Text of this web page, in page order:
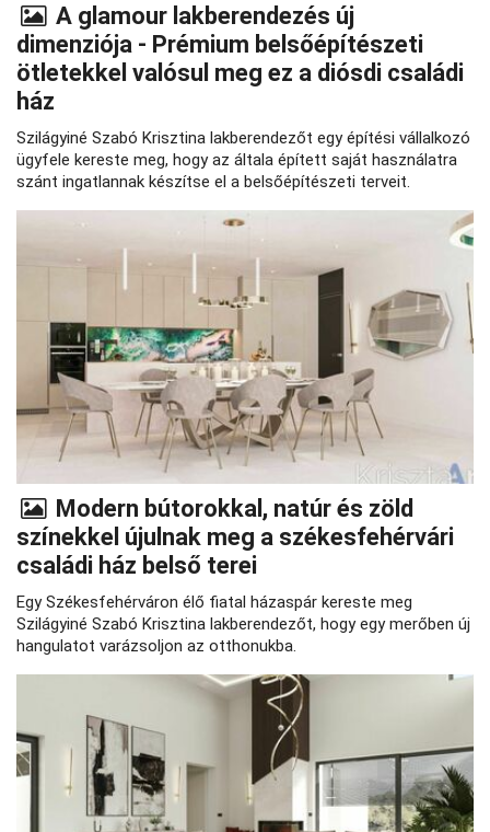
A glamour lakberendezés új
dimenziója - Prémium belsőépítészeti
ötletekkel valósul meg ez a diósdi családi
ház
Szilágyiné Szabó Krisztina lakberendezőt egy építési vállalkozó
ügyfele kereste meg, hogy az általa épített saját használatra
szánt ingatlannak készítse el a belsőépítészeti terveit.
Modern bútorokkal, natúr és zöld
színekkel újulnak meg a székesfehérvári
családi ház belső terei
Egy Székesfehérváron élő fiatal házaspár kereste meg
Szilágyiné Szabó Krisztina lakberendezőt, hogy egy merőben új
hangulatot varázsoljon az otthonukba.